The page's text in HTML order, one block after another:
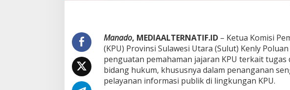
P
e
n
a
n
g
Manado, MEDIAALTERNATIF.ID– Ketua Komisi
(KPU) Provinsi Sulawesi Utara (Sulut) Kenly
penguatan pemahaman jajaran KPU terkait tugas
bidang hukum, khususnya dalam penanganan
pelayanan informasi publik di lingkungan KPU.